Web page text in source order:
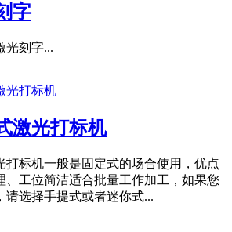
字
光刻字...
激光打标机
打标机一般是固定式的场合使用，优点
、工位简洁适合批量工作加工，如果您
请选择手提式或者迷你式...